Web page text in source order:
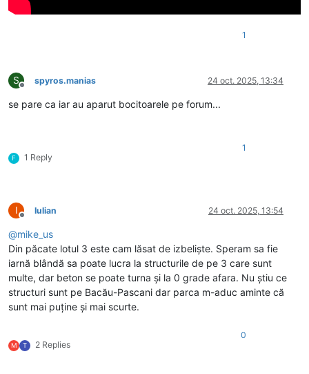
1
S
Deconectat
spyros.manias 24 oct. 2025, 13:34
se pare ca iar au aparut bocitoarele pe forum...
F 1 Reply
1
I
Deconectat
Iulian 24 oct. 2025, 13:54
@mike_us
Din păcate lotul 3 este cam lăsat de izbeliște. Speram sa fie
iarnă blândă sa poate lucra la structurile de pe 3 care sunt
multe, dar beton se poate turna și la 0 grade afara. Nu știu ce
structuri sunt pe Bacău-Pascani dar parca m-aduc aminte că
sunt mai puține și mai scurte.
M T 2 Replies
0